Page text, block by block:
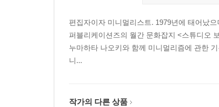
rule 07 지금 당장 버려라
rule 08 버리고 후회할 물건은 하나도 없다
rule 09 확실한 쓰레기부터 버려라
rule 10 여러 개 있는 물건은 버려라
rule 13 필요한 물건과 갖고 싶은 물건을 구분하라
편집자이자 미니멀리스트. 1979년에 태어났
퍼블리케이션즈의 월간 문화잡지 <스튜디오
누마하타 나오키와 함께 미니멀리즘에 관한
니...
작가의 다른 상품